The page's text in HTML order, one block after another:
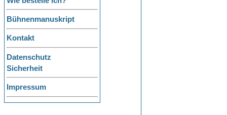
Bühnenmanuskript
Kontakt
Datenschutz
Sicherheit
Impressum